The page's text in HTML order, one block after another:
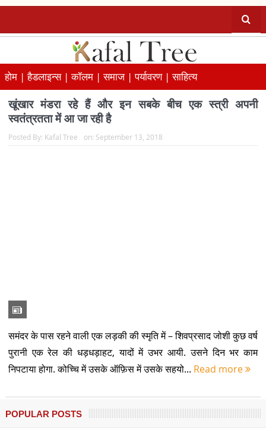
होम |हैडलाइन्स |कॉलम |समाज |पर्यावरण |साहित्य
खूंखार मंडरा रहे हैं और इन सबके बीच एक स्त्री अपनी
स्वतंत्रतता में आ जा रही है
Posted By: Kafal Tree on: September 13, 2018
समंदर के पास रहने वाली एक लड़की की स्मृति में – शिवप्रसाद जोशी कुछ वर्ष
पुरानी एक रेल की धड़धड़ाहट, यादों में उभर आयी. उसने दिन भर काम
निपटाया होगा. कोच्चि में उसके ऑफ़िस में उसके सहयो... Read more
POPULAR POSTS